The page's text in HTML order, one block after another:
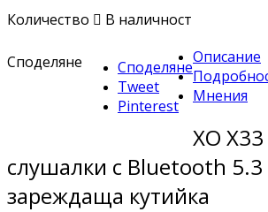
Количество  В наличност
Споделяне
Споделяне
Tweet
Pinterest
Описание
Мнения
XO
слушалки с Bluetooth 5.3
зареждаща кутийка